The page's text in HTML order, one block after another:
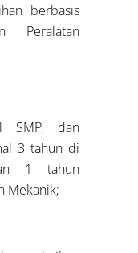
berbasis
Peralatan
SMP, dan
3 tahun di
1 tahun
Mekanik;